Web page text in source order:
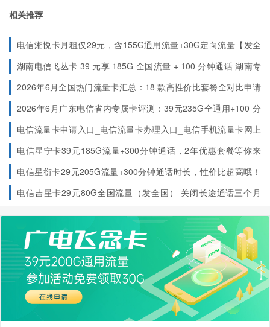
相关推荐
电信湘悦卡月租仅29元，含155G通用流量+30G定向流量【发全
国】 流量30天内到账
湖南电信飞丛卡 39 元享 185G 全国流量 + 100 分钟通话 湖南专
2026年6月全国热门流量卡汇总：18 款高性价比套餐全对比申请
入口（按地区分类）
2026年6月广东电信省内专属卡评测：39元235G全通用+100 分
钟，首月免费的两年神卡
电信流量卡申请入口_电信流量卡办理入口_电信手机流量卡网上
申请办理
电信星宁卡39元185G流量+300分钟通话，2年优惠套餐等你来
领！（只发浙江）
2年优惠套餐等你来领！
电信星衍卡29元205G流量+300分钟通话时长，性价比超高哦！
（只发浙江）
上门激活需充120元，上门激活服务和2年优惠期
电信吉星卡29元80G全国流量（发全国） 关闭长途通话三个月